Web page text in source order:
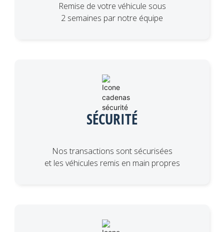
Remise de votre véhicule sous
2 semaines par notre équipe
SÉCURITÉ
Nos transactions sont sécurisées
et les véhicules remis en main propres